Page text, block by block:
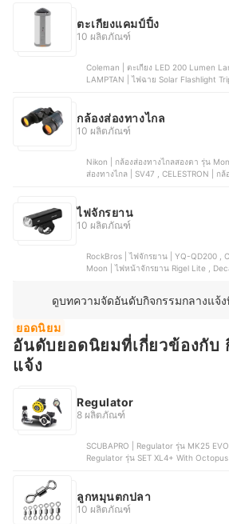
ตะเกียงแคมป์ปิ้ง
10 ผลิตภัณฑ์
Coleman | ตะเกียง LED 200 Lumen
LAMPTAN | ไฟฉาย Solar Flashlight
กล้องส่องทางไกล
10 ผลิตภัณฑ์
Nikon | กล้องส่องทางไกลสองตา รุ่น Monarch M7 , SVBONY | กล้อง
ส่องทางไกล | SV47 , CELESTRON | กล้
ไฟจักรยาน
10 ผลิตภัณฑ์
RockBros | ไฟจักรยาน | YQ-QD200 , CATEYE | ไฟจักรยาน | OMNI3,
Moon | ไฟหน้าจักรยาน Rigel Lite , Decathlon | ไฟหน้า/ท้
ดูบทความจัดอันดับกิจกรรมกลางแจ้
ยอดนิยม
อันดับยอดนิยมที่เกี่ยวข้องกับ
แจ้ง
Regulator
8 ผลิตภัณฑ์
SCUBAPRO | Regulator รุ่น MK25 EVO + S600 Set , APEKS |
Regulator รุ่น SET XL4+ With Octopus
ELITE
ลูกหมุนตกปลา
10 ผลิตภัณฑ์